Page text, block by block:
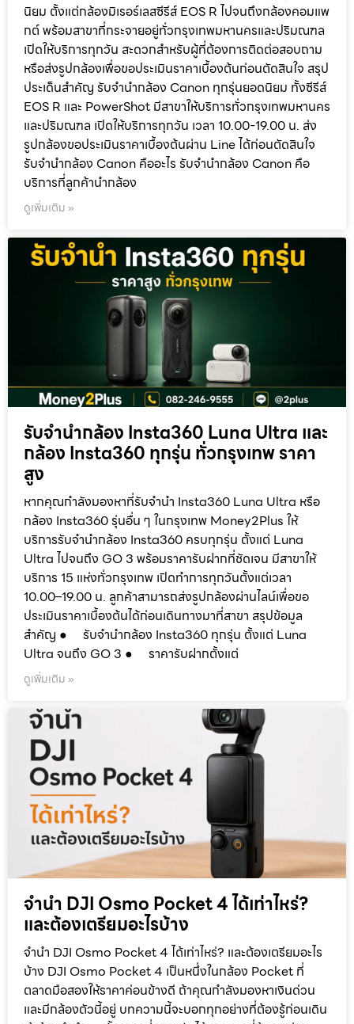
นิยม ตั้งแต่กล้องมิเรอร์เลสซีรีส์ EOS R ไปจนถึงกล้องคอมแพ
กต์ พร้อมสาขาที่กระจายอยู่ทั่วกรุงเทพมหานครและปริมณฑล
เปิดให้บริการทุกวัน สะดวกสำหรับผู้ที่ต้องการติดต่อสอบถาม
หรือส่งรูปกล้องเพื่อขอประเมินราคาเบื้องต้นก่อนตัดสินใจ สรุป
ประเด็นสำคัญ รับจำนำกล้อง Canon ทุกรุ่นยอดนิยม ทั้งซีรีส์
EOS R และ PowerShot มีสาขาให้บริการทั่วกรุงเทพมหานคร
และปริมณฑล เปิดให้บริการทุกวัน เวลา 10.00-19.00 น. ส่ง
รูปกล้องขอประเมินราคาเบื้องต้นผ่าน Line ได้ก่อนตัดสินใจ
รับจำนำกล้อง Canon คืออะไร รับจำนำกล้อง Canon คือ
บริการที่ลูกค้านำกล้อง
ดูเพิ่มเติม »
รับจำนำกล้อง Insta360 Luna Ultra และ
กล้อง Insta360 ทุกรุ่น ทั่วกรุงเทพ ราคา
สูง
หากคุณกำลังมองหาที่รับจำนำ Insta360 Luna Ultra หรือ
กล้อง Insta360 รุ่นอื่น ๆ ในกรุงเทพ Money2Plus ให้
บริการรับจำนำกล้อง Insta360 ครบทุกรุ่น ตั้งแต่ Luna
Ultra ไปจนถึง GO 3 พร้อมราคารับฝากที่ชัดเจน มีสาขาให้
บริการ 15 แห่งทั่วกรุงเทพ เปิดทำการทุกวันตั้งแต่เวลา
10.00–19.00 น. ลูกค้าสามารถส่งรูปกล้องผ่านไลน์เพื่อขอ
ประเมินราคาเบื้องต้นได้ก่อนเดินทางมาที่สาขา สรุปข้อมูล
สำคัญ ● รับจำนำกล้อง Insta360 ทุกรุ่น ตั้งแต่ Luna
Ultra จนถึง GO 3 ● ราคารับฝากตั้งแต่
ดูเพิ่มเติม »
จำนำ DJI Osmo Pocket 4 ได้เท่าไหร่?
และต้องเตรียมอะไรบ้าง
จำนำ DJI Osmo Pocket 4 ได้เท่าไหร่? และต้องเตรียมอะไร
บ้าง DJI Osmo Pocket 4 เป็นหนึ่งในกล้อง Pocket ที่
ตลาดมือสองให้ราคาค่อนข้างดี ถ้าคุณกำลังมองหาเงินด่วน
และมีกล้องตัวนี้อยู่ บทความนี้จะบอกทุกอย่างที่ต้องรู้ก่อนเดิน